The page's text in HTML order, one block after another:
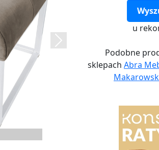
Next
u
Podobne
sklepach Abra